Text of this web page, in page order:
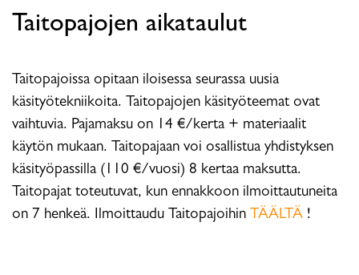
Taitopajojen aikataulut
Taitopajoissa opitaan iloisessa seurassa uusia
käsityötekniikoita. Taitopajojen käsityöteemat ovat
vaihtuvia. Pajamaksu on 14 €/kerta + materiaalit
käytön mukaan. Taitopajaan voi osallistua yhdistyksen
käsityöpassilla (110 €/vuosi) 8 kertaa maksutta.
Taitopajat toteutuvat, kun ennakkoon ilmoittautuneita
on 7 henkeä. Ilmoittaudu Taitopajoihin TÄÄLTÄ !